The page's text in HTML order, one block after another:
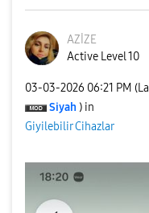
AZİZE
Active Level 10
‎03-03-2026 06:21 PM
Siyah ) in
Giyilebilir Cihazlar